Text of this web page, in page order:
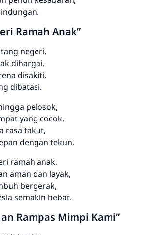
Ramah Anak”
negeri,
dihargai,
disakiti,
dibatasi.
pelosok,
yang cocok,
rasa takut,
dengan tekun.
ramah anak,
aman dan layak,
bergerak,
semakin hebat.
Rampas Mimpi Kami”